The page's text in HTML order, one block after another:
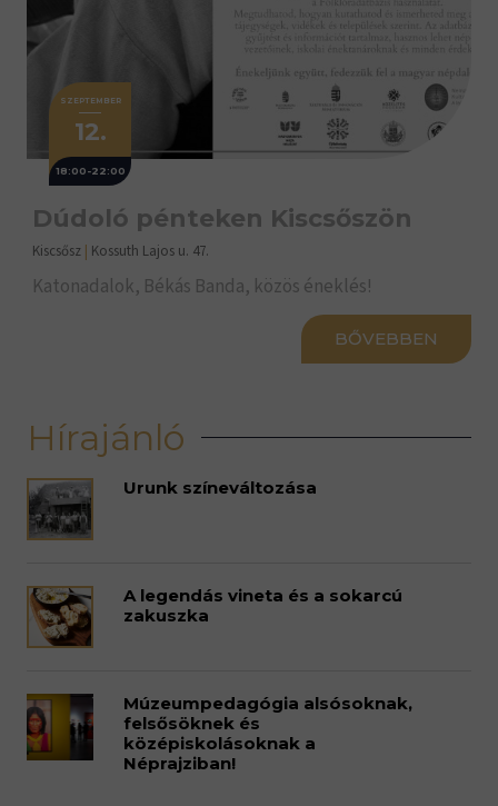
SZEPTEMBER
12.
18:00-22:00
Dúdoló pénteken Kiscsőszön
Kiscsősz | Kossuth Lajos u. 47.
Katonadalok, Békás Banda, közös éneklés!
BŐVEBBEN
Hírajánló
Urunk színeváltozása
A legendás vineta és a sokarcú
zakuszka
Múzeumpedagógia alsósoknak,
felsősöknek és
középiskolásoknak a
Néprajziban!